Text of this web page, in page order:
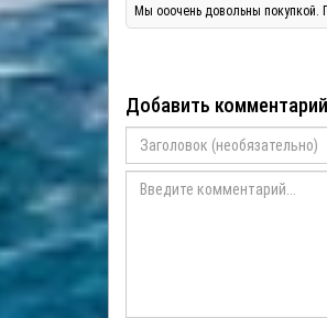
Мы ооочень довольны покупкой.
Добавить комментарий